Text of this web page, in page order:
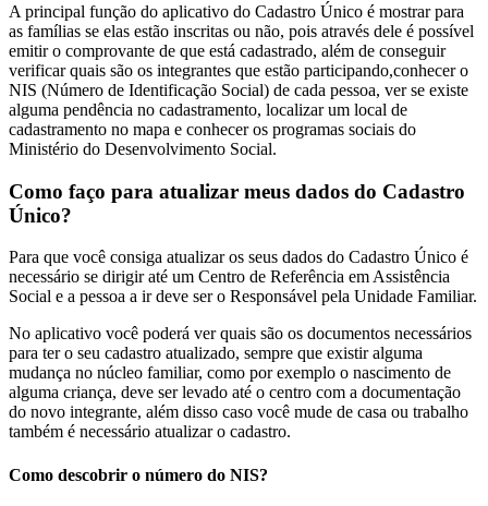
A principal função do aplicativo do Cadastro Único é mostrar para
as famílias se elas estão inscritas ou não, pois através dele é possível
emitir o comprovante de que está cadastrado, além de conseguir
verificar quais são os integrantes que estão participando,conhecer o
NIS (Número de Identificação Social) de cada pessoa, ver se existe
alguma pendência no cadastramento, localizar um local de
cadastramento no mapa e conhecer os programas sociais do
Ministério do Desenvolvimento Social.
Como faço para atualizar meus dados do Cadastro
Único?
Para que você consiga atualizar os seus dados do Cadastro Único é
necessário se dirigir até um Centro de Referência em Assistência
Social e a pessoa a ir deve ser o Responsável pela Unidade Familiar.
No aplicativo você poderá ver quais são os documentos necessários
para ter o seu cadastro atualizado, sempre que existir alguma
mudança no núcleo familiar, como por exemplo o nascimento de
alguma criança, deve ser levado até o centro com a documentação
do novo integrante, além disso caso você mude de casa ou trabalho
também é necessário atualizar o cadastro.
Como descobrir o número do NIS?